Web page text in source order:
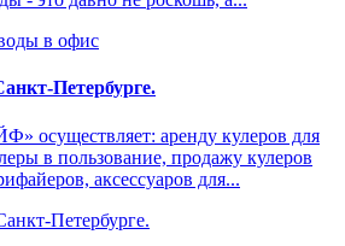
Петербурге.
осуществляет: аренду кулеров для
в пользование, продажу кулеров
аксессуаров для...